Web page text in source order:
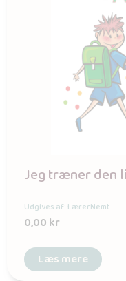
Jeg træner den
Udgives af: LærerNemt
0,00kr
Læs mere